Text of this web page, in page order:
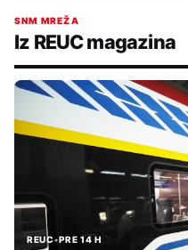
SNM MREŽA
Iz REUC magazina
REUC•PRE 14 H